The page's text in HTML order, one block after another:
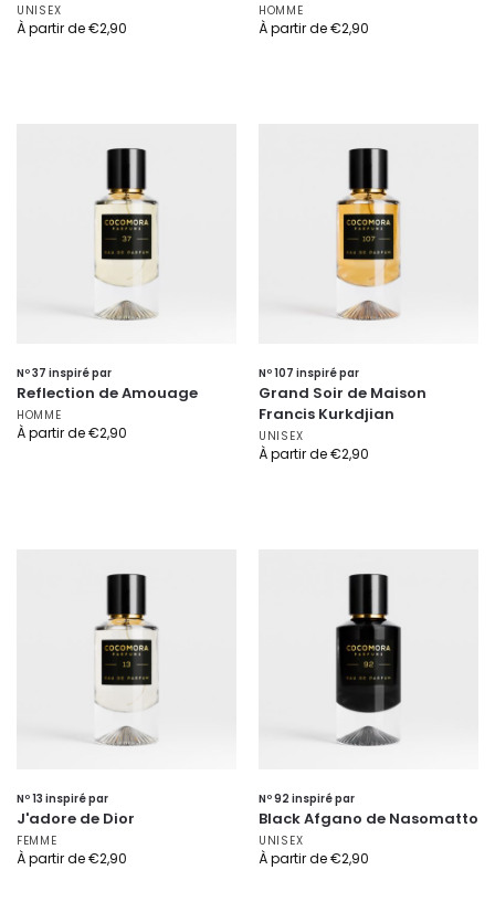
UNISEX
À partir de€2,90
HOMME
À partir de€2,90
Nº 37 inspiré par
Reflection de Amouage
HOMME
À partir de€2,90
Nº 107 inspiré par
Grand Soir de Maison
Francis Kurkdjian
UNISEX
À partir de€2,90
Nº 13 inspiré par
J'adore de Dior
FEMME
À partir de€2,90
Nº 92 inspiré par
Black Afgano de Nasomatto
UNISEX
À partir de€2,90